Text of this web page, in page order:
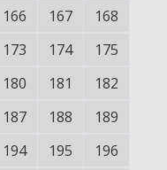
166 167
168
173 174
175
180 181
182
187 188
189
194 195
196